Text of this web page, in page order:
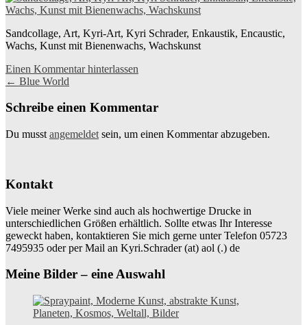
Sandcollage, Art, Kyri-Art, Kyri Schrader, Enkaustik, Encaustic,
Wachs, Kunst mit Bienenwachs, Wachskunst
Einen Kommentar hinterlassen
Beitragsnavigation
← Blue World
Schreibe einen Kommentar
Du musst angemeldet sein, um einen Kommentar abzugeben.
Kontakt
Viele meiner Werke sind auch als hochwertige Drucke in
unterschiedlichen Größen erhältlich. Sollte etwas Ihr Interesse
geweckt haben, kontaktieren Sie mich gerne unter Telefon 05723
7495935 oder per Mail an Kyri.Schrader (at) aol (.) de
Meine Bilder – eine Auswahl